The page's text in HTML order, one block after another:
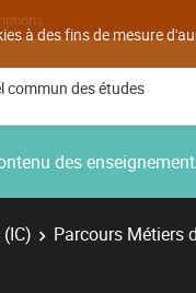
à des fins de mesure
commun des études
des
Parcours Métiers